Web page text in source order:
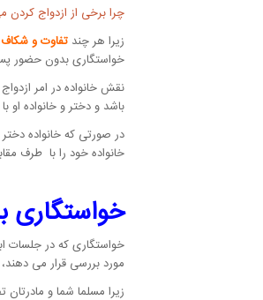
چرا برخی از ازدواج کردن
زیرا هر چند تفاوت و
خواستگاری بدون حضور
نقش خانواده در امر
باشد و دختر و خانواده او
در صورتی که خانواده
خانواده خود را با طرف
خواستگاری
خواستگاری که در جلسات
مورد بررسی قرار می
زیرا مسلما شما و